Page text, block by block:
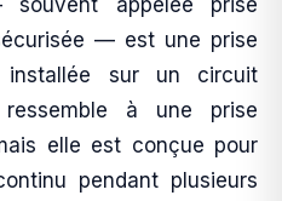
appelée prise
— est une prise
installée sur un circuit
à une prise
elle est conçue pour
pendant plusieurs